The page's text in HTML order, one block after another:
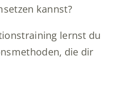
kannst?
lernst du
die dir